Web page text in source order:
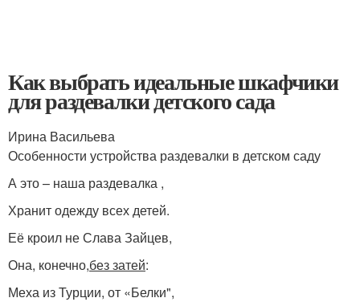
Как выбрать идеальные шкафчики
для раздевалки детского сада
Ирина Васильева
Особенности устройства раздевалки в детском саду
А это – наша раздевалка ,
Хранит одежду всех детей.
Её кроил не Слава Зайцев,
Она, конечно,без затей:
Меха из Турции, от «Белки",